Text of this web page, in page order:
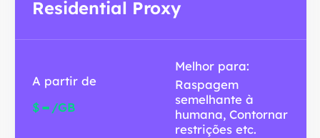
Residential Proxy
A partir de
$- /GB
Melhor para:
Raspagem
semelhante à
humana, Contornar
restrições etc.